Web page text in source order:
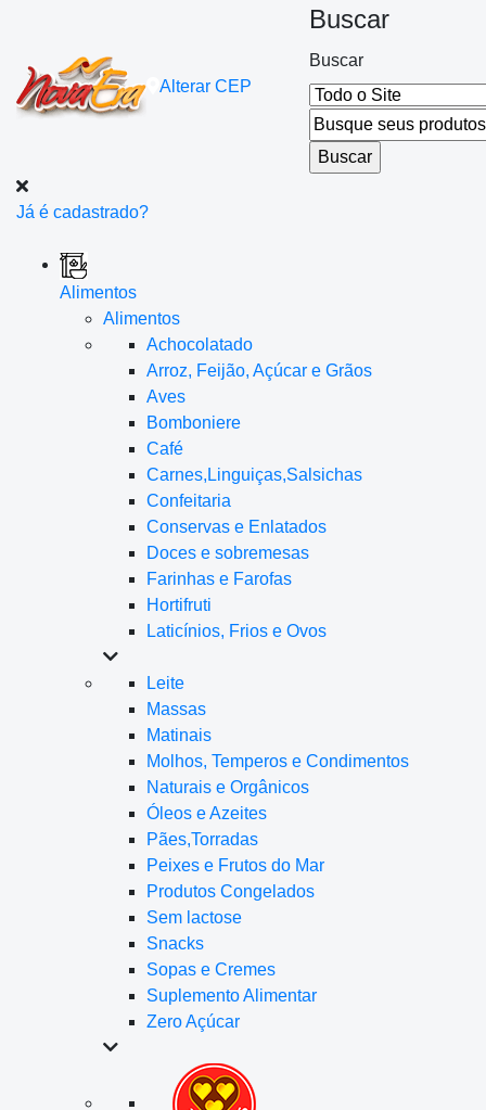
Alterar CEP
Buscar
Buscar
Já é cadastrado?
Alimentos
Alimentos
Achocolatado
Arroz, Feijão, Açúcar e Grãos
Aves
Bomboniere
Café
Carnes,Linguiças,Salsichas
Confeitaria
Conservas e Enlatados
Doces e sobremesas
Farinhas e Farofas
Hortifruti
Laticínios, Frios e Ovos
Leite
Massas
Matinais
Molhos, Temperos e Condimentos
Naturais e Orgânicos
Óleos e Azeites
Pães,Torradas
Peixes e Frutos do Mar
Produtos Congelados
Sem lactose
Snacks
Sopas e Cremes
Suplemento Alimentar
Zero Açúcar